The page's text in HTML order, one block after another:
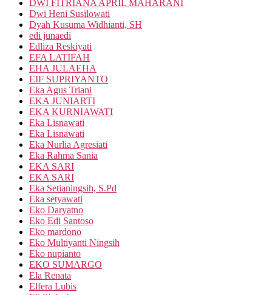
DWI FITRIANA APRIL MAHARANI
Dwi Heni Susilowati
Dyah Kusuma Widhianti, SH
edi junaedi
Edliza Reskiyati
EFA LATIFAH
EHA JULAEHA
EIF SUPRIYANTO
Eka Agus Triani
EKA JUNIARTI
EKA KURNIAWATI
Eka Lisnawati
Eka Lisnawati
Eka Nurlia Agresiati
Eka Rahma Sania
EKA SARI
EKA SARI
Eka Setianingsih, S.Pd
Eka setyawati
Eko Daryatno
Eko Edi Santoso
Eko mardono
Eko Multiyanti Ningsih
Eko nupianto
EKO SUMARGO
Ela Renata
Elfera Lubis